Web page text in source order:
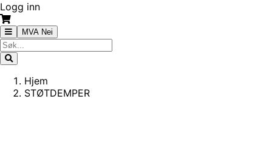
Logg inn
MVA Nei
Hjem
STØTDEMPER